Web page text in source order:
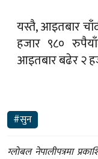
यस्तै, आइतबार
हजार ९८०
आइतबार बढेर २
#सुन
ग्लोबल नेपालीपत्रमा